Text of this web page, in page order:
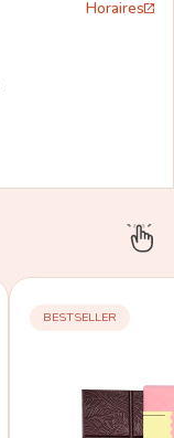
Horairesopen_in_new
BESTSELLER